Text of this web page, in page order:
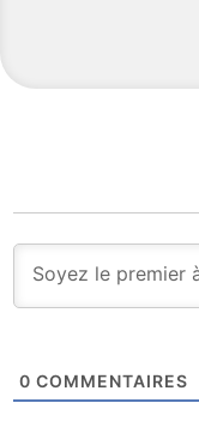
0 COMMENTAIRES